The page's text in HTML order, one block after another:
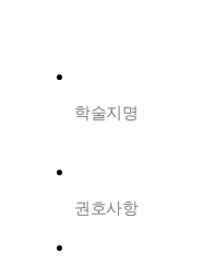
학술지명
권호사항